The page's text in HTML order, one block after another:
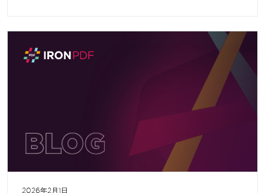
2026年2月1日